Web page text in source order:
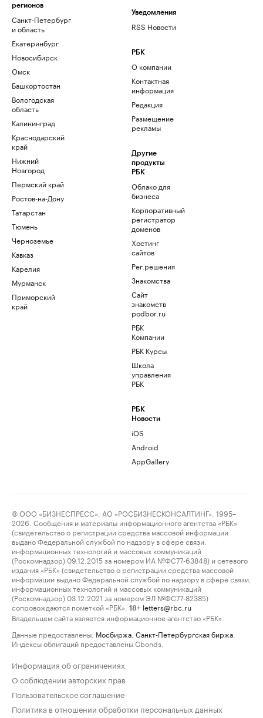
регионов
Санкт-Петербург
и область
Екатеринбург
Новосибирск
Омск
Башкортостан
Вологодская
область
Калининград
Краснодарский
край
Нижний
Новгород
Пермский край
Ростов-на-Дону
Татарстан
Тюмень
Черноземье
Кавказ
Карелия
Мурманск
Приморский
край
Уведомления
RSS Новости
РБК
О компании
Контактная
информация
Редакция
Размещение
рекламы
Другие
продукты
РБК
Облако для
бизнеса
Корпоративный
регистратор
доменов
Хостинг
сайтов
Рег.решения
Знакомства
Сайт
знакомств
podbor.ru
РБК
Компании
РБК Курсы
Школа
управления
РБК
РБК
Новости
iOS
Android
AppGallery
© ООО «БИЗНЕСПРЕСС», АО «РОСБИЗНЕСКОНСАЛТИНГ», 1995–
2026. Сообщения и материалы информационного агентства «РБК»
(свидетельство о регистрации средства массовой информации
выдано Федеральной службой по надзору в сфере связи,
информационных технологий и массовых коммуникаций
(Роскомнадзор) 09.12.2015 за номером ИА №ФС77-63848) и сетевого
издания «РБК» (свидетельство о регистрации средства массовой
информации выдано Федеральной службой по надзору в сфере связи,
информационных технологий и массовых коммуникаций
(Роскомнадзор) 03.12.2021 за номером ЭЛ №ФС77-82385)
сопровождаются пометкой «РБК».
18+ letters@rbc.ru
Владельцем сайта является информационное агентство «РБК».
Данные предоставлены: Мосбиржа Санкт-Петербургская биржа
Индексы облигаций предоставлены Cbonds.
Информация об ограничениях
О соблюдении авторских прав
Пользовательское соглашение
Политика в отношении обработки персональных данных